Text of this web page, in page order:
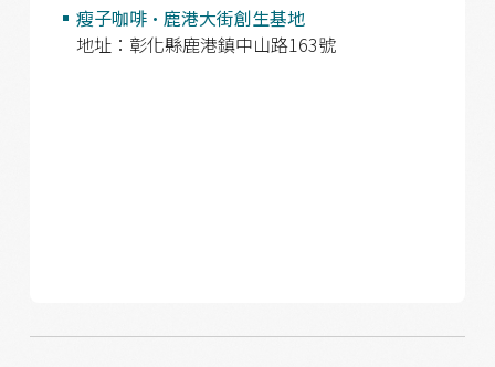
瘦子咖啡•鹿港大街創生基地
地址：彰化縣鹿港鎮中山路163號